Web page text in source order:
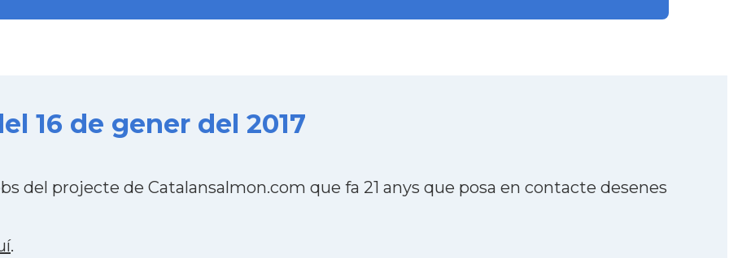
16 de gener del 2017
del projecte de Catalansalmon.com que fa 21 anys que posa en contacte desenes
.